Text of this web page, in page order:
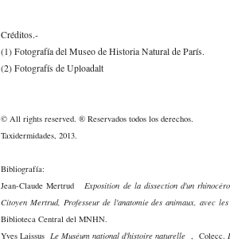
Créditos.-
(1) Fotografía del Museo de Historia Natural de París.
(2) Fotografís de Uploadalt
© All rights reserved. ® Reservados todos los derechos.
Taxidermidades, 2013.
Bibliografía:
Jean-Claude MertrudExposition de la dissection d'un
Citoyen Mertrud, Professeur de l'anatomie des animaux, avec
Biblioteca Central del MNHN.
Yves Laissus Le Muséum national d'histoire naturelle , Colecc.